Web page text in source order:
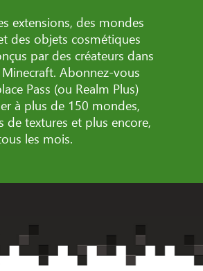
extensions, des mondes
des objets cosmétiques
par des créateurs dans
Abonnez-vous
Pass (ou Realm Plus)
à plus de 150 mondes,
de textures et plus encore,
les mois.